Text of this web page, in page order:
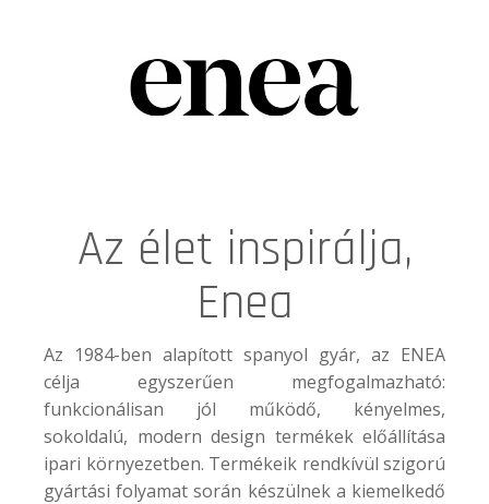
Az élet inspirálja,
Enea
Az 1984-ben alapított spanyol gyár, az ENEA
célja egyszerűen megfogalmazható:
funkcionálisan jól működő, kényelmes,
sokoldalú, modern design termékek előállítása
ipari környezetben. Termékeik rendkívül szigorú
gyártási folyamat során készülnek a kiemelkedő